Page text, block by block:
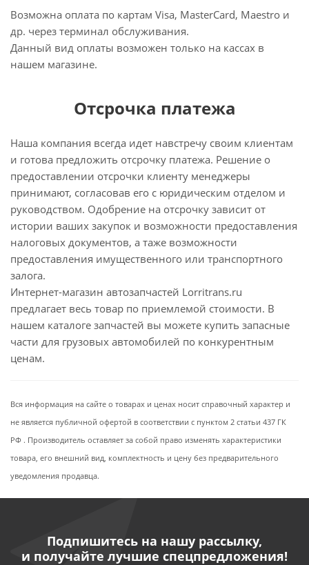
Возможна оплата по картам Visa, MasterCard, Maestro и
др. через терминал обслуживания.
Данный вид оплаты возможен только на кассах в
нашем магазине.
Отсрочка платежа
Наша компания всегда идет навстречу своим клиентам
и готова предложить отсрочку платежа. Решение о
предоставлении отсрочки клиенту менеджеры
принимают, согласовав его с юридическим отделом и
руководством. Одобрение на отсрочку зависит от
истории ваших закупок и возможности предоставления
налоговых документов, а таже возможности
предоставления имущественного или транспортного
залога.
Интернет-магазин автозапчастей Lorritrans.ru
предлагает весь товар по приемлемой стоимости. В
нашем каталоге запчастей вы можете купить запасные
части для грузовых автомобилей по конкурентным
ценам.
Вся информация на сайте о товарах и ценах носит справочный характер и
не является публичной офертой в соответствии с пунктом 2 статьи 437 ГК
РФ . Производитель оставляет за собой право изменять характеристики
товара, его внешний вид, комплектность и цену без предварительного
уведомления продавца.
Подпишитесь на нашу рассылку,
и получайте лучшие спецпредложения!